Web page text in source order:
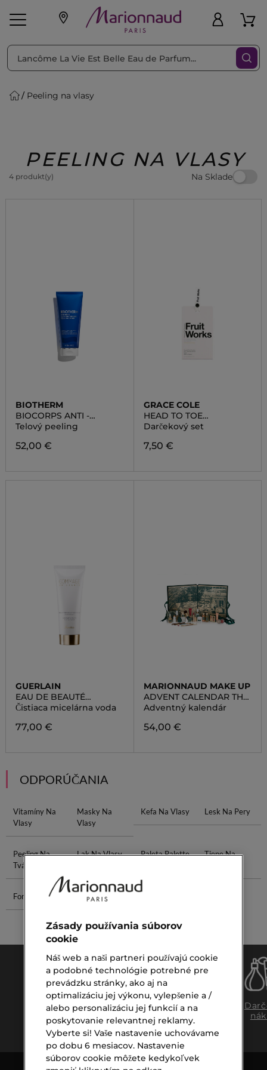
pleť Líčenie
Beauty
Peeling na vlasy
PEELING NA VLASY
4 produkt(y) Na Sklade
Triediť podľa Filtrovať
BIOTHERM
BIOCORPS ANTI -
ROUGHNESS PEELING
BODY SCRUB
Telový peeling
52,00 €
GRACE COLE
HEAD TO TOE
TREATMENT SET
Darčekový set
7,50 €
GUERLAIN
EAU DE BEAUTÉ
MICCELAR LOTION
Čistiaca micelárna voda
77,00 €
MARIONNAUD MAKE UP
ADVENT CALENDAR THE
ENCHANTED GARDEN
Adventný kalendár
54,00 €
ODPORÚČANIA
Vitamíny Na
Vlasy
Masky Na
Vlasy
Kefa Na Vlasy Lesk Na Pery
Peeling Na
Tvár
Lak Na Vlasy Paleta Palette
Tiene Na
Forever Skin
Šampón Na
Doprava
zadarmo
nad €39,-
Expresný
osobný
odber
Zásady používania súborov
cookie
Náš web a naši partneri používajú cookie
a podobné technológie potrebné pre
prevádzku stránky, ako aj na
optimalizáciu jej výkonu, vylepšenie a /
alebo personalizáciu jej funkcií a na
poskytovanie relevantnej reklamy.
Vyberte si! Vaše nastavenie uchovávame
po dobu 6 mesiacov. Nastavenie
súborov cookie môžete kedykoľvek